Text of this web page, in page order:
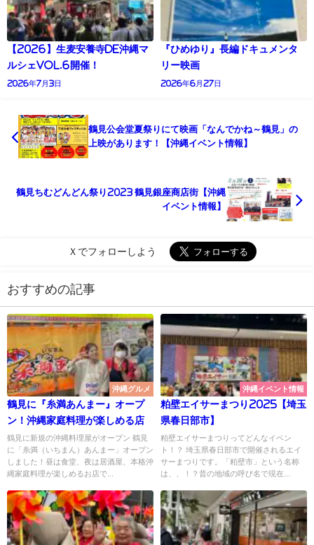
【2026】生麦安養寺de沖縄マ
ルシェVol.6開催！
2026年7月3日
『ひめゆり』長編ドキュメンタ
リー映画
2026年6月27日
鶴見公会堂夏祭りにて映画「なんでかね～鶴見」の
上映があります！【沖縄イベント情報】
鶴見ちむどんどん祭り2023 鶴見銀座商店街【沖縄
イベント情報】
Ｘでフォローしよう
おすすめの記事
沖縄グルメ
鶴見に『糸満あんまー』オープ
ン！沖縄家庭料理が楽しめる店
鶴見に新規の沖縄料理屋がオープン 鶴見
に「糸満（いちまん）あんまー」オープン
しました！昼は食堂、夜は居酒屋、本格沖
縄家庭料理が楽しめるお店で...
沖縄イベント情報
粕壁エイサーまつり2025【埼玉
県春日部市】
粕壁エイサーまつりってどんなイベン
ト！？ 埼玉県春日部市で開催されるエイ
サーまつりです。「粕壁市」という名称
は、、！？昔の地域の呼び名で現在...